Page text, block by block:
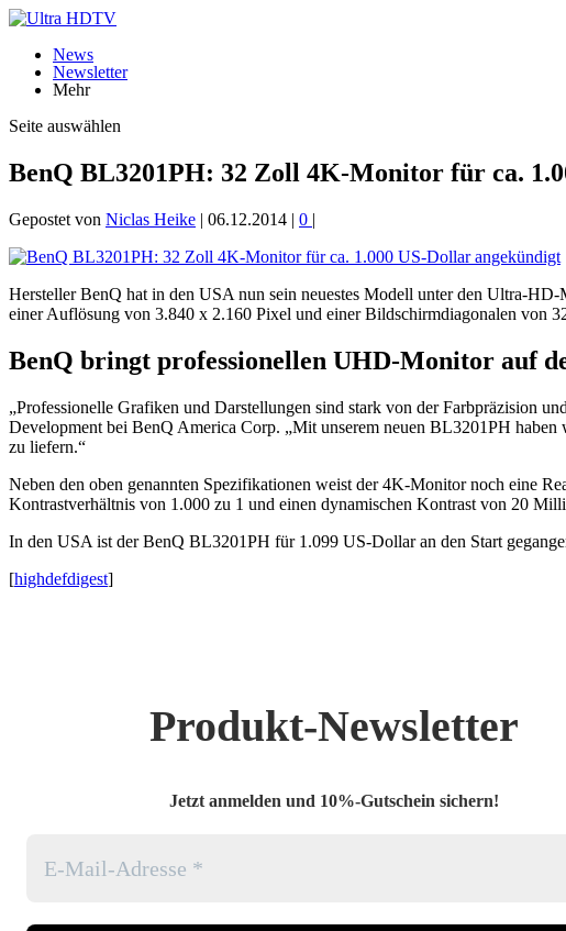
News
Newsletter
Mehr
Seite auswählen
BenQ BL3201PH: 32 Zoll 4K-Monitor für ca.
Gepostet von Niclas Heike | 06.12.2014 | 0 |
Hersteller BenQ hat in den USA nun sein neuestes Modell unter den Ultra-
einer Auflösung von 3.840 x 2.160 Pixel und einer Bildschirmdiagonalen von
BenQ bringt professionellen UHD-Monitor auf
„Professionelle Grafiken und Darstellungen sind stark von der Farbpräzision
Development bei BenQ America Corp. „Mit unserem neuen BL3201PH
zu liefern.“
Neben den oben genannten Spezifikationen weist der 4K-Monitor noch eine
Kontrastverhältnis von 1.000 zu 1 und einen dynamischen Kontrast von 20
In den USA ist der BenQ BL3201PH für 1.099 US-Dollar an den Start
[highdefdigest]
Produkt-Newsletter
Jetzt anmelden und 10%-Gutschein sichern!